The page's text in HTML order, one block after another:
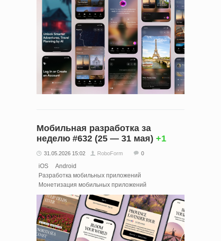
Мобильная разработка за
неделю #632 (25 — 31 мая) +1
31.05.2026 15:02 RoboForm 0
iOS
Android
Разработка мобильных приложений
Монетизация мобильных приложений